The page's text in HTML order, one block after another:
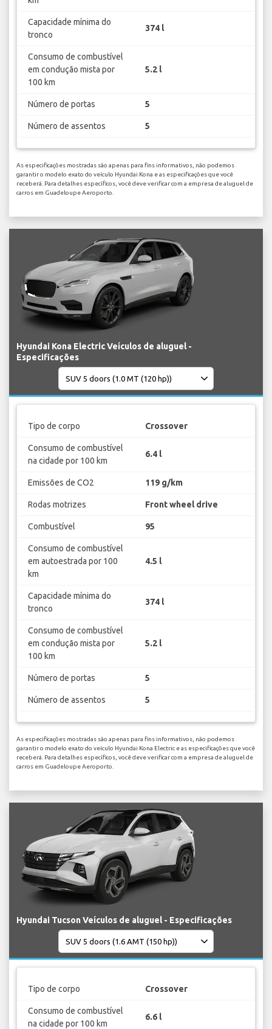
Capacidade mínima do
tronco
374 l
Consumo de combustível
em condução mista por
100 km
5.2 l
Número de portas 5
Número de assentos 5
As especificações mostradas são apenas para fins informativos, não podemos
garantir o modelo exato do veículo Hyundai Kona e as especificações que você
receberá. Para detalhes específicos, você deve verificar com a empresa de aluguel de
carros em Guadeloupe Aeroporto.
Hyundai Kona Electric Veículos de aluguel -
Especificações
Tipo de corpo Crossover
Consumo de combustível
na cidade por 100 km
6.4 l
Emissões de CO2 119 g/km
Rodas motrizes Front wheel drive
Combustível 95
Consumo de combustível
em autoestrada por 100
km
4.5 l
Capacidade mínima do
tronco
374 l
Consumo de combustível
em condução mista por
100 km
5.2 l
Número de portas 5
Número de assentos 5
As especificações mostradas são apenas para fins informativos, não podemos
garantir o modelo exato do veículo Hyundai Kona Electric e as especificações que você
receberá. Para detalhes específicos, você deve verificar com a empresa de aluguel de
carros em Guadeloupe Aeroporto.
Hyundai Tucson Veículos de aluguel - Especificações
Tipo de corpo Crossover
Consumo de combustível
na cidade por 100 km
6.6 l